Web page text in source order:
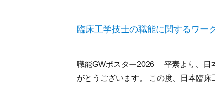
臨床工学技士の職能に関するワ
職能GWポスター2026 平素より、日
がとうございます。 この度、日本臨